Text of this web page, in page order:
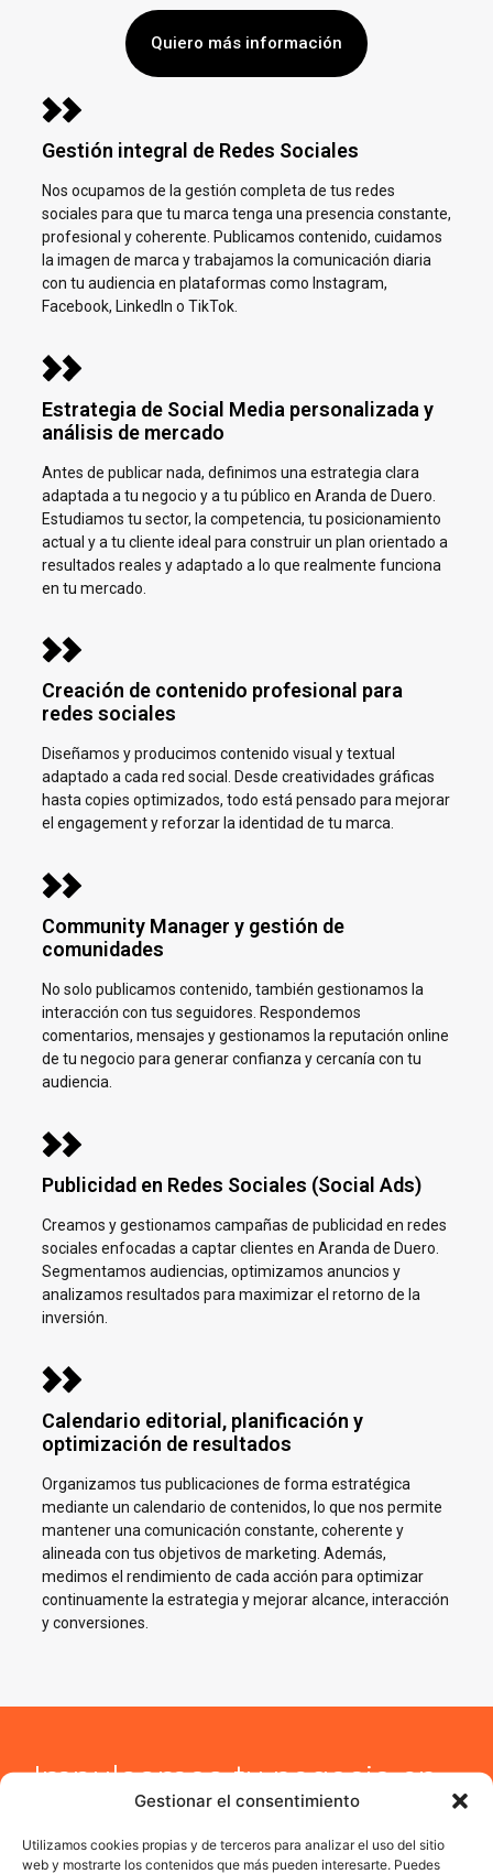
Gestionar el consentimiento
Utilizamos cookies propias y de terceros para analizar el uso del sitio
web y mostrarte los contenidos que más pueden interesarte. Puedes
Quiero más información
Gestión integral de Redes Sociales
Nos ocupamos de la gestión completa de tus redes
sociales para que tu marca tenga una presencia constante,
profesional y coherente. Publicamos contenido, cuidamos
la imagen de marca y trabajamos la comunicación diaria
con tu audiencia en plataformas como Instagram,
Facebook, LinkedIn o TikTok.
Estrategia de Social Media personalizada y
análisis de mercado
Antes de publicar nada, definimos una estrategia clara
adaptada a tu negocio y a tu público en Aranda de Duero.
Estudiamos tu sector, la competencia, tu posicionamiento
actual y a tu cliente ideal para construir un plan orientado a
resultados reales y adaptado a lo que realmente funciona
en tu mercado.
Creación de contenido profesional para
redes sociales
Diseñamos y producimos contenido visual y textual
adaptado a cada red social. Desde creatividades gráficas
hasta copies optimizados, todo está pensado para mejorar
el engagement y reforzar la identidad de tu marca.
Community Manager y gestión de
comunidades
No solo publicamos contenido, también gestionamos la
interacción con tus seguidores. Respondemos
comentarios, mensajes y gestionamos la reputación online
de tu negocio para generar confianza y cercanía con tu
audiencia.
Publicidad en Redes Sociales (Social Ads)
Creamos y gestionamos campañas de publicidad en redes
sociales enfocadas a captar clientes en Aranda de Duero.
Segmentamos audiencias, optimizamos anuncios y
analizamos resultados para maximizar el retorno de la
inversión.
Calendario editorial, planificación y
optimización de resultados
Organizamos tus publicaciones de forma estratégica
mediante un calendario de contenidos, lo que nos permite
mantener una comunicación constante, coherente y
alineada con tus objetivos de marketing. Además,
medimos el rendimiento de cada acción para optimizar
continuamente la estrategia y mejorar alcance, interacción
y conversiones.
Impulsamos tu negocio en
Redes Sociales en Aranda
de Duero